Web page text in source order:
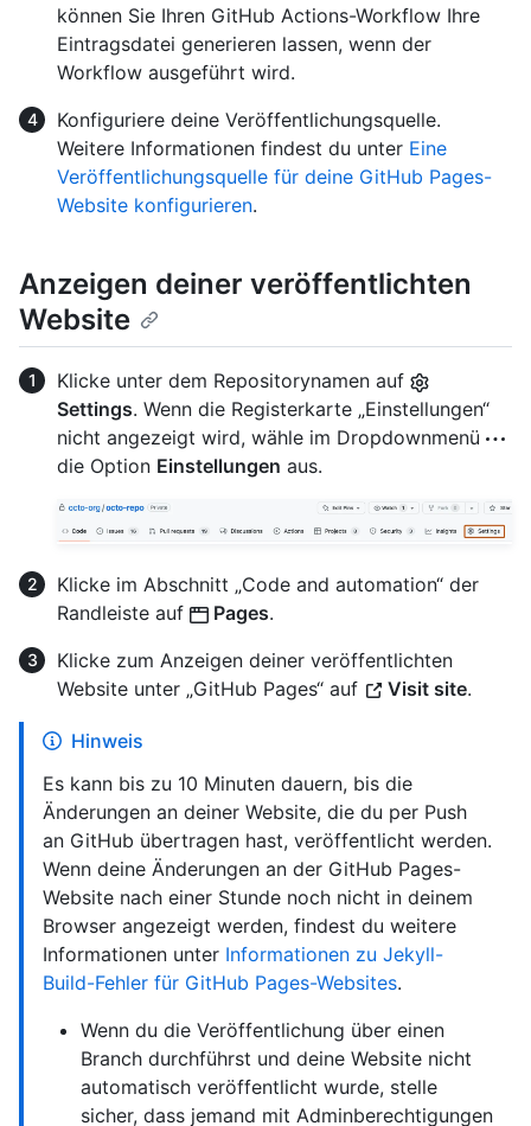
können Sie Ihren GitHub Actions-Workflow Ihre
Eintragsdatei generieren lassen, wenn der
Workflow ausgeführt wird.
Konfiguriere deine Veröffentlichungsquelle.
Weitere Informationen findest du unter Eine
Veröffentlichungsquelle für deine GitHub Pages-
Website konfigurieren.
Anzeigen deiner veröffentlichten
Website
Klicke unter dem Repositorynamen auf
Settings. Wenn die Registerkarte „Einstellungen“
nicht angezeigt wird, wähle im Dropdownmenü
die Option Einstellungen aus.
Klicke im Abschnitt „Code and automation“ der
Randleiste auf
Pages.
Klicke zum Anzeigen deiner veröffentlichten
Website unter „GitHub Pages“ auf
Visit site.
Hinweis
Es kann bis zu 10 Minuten dauern, bis die
Änderungen an deiner Website, die du per Push
an GitHub übertragen hast, veröffentlicht werden.
Wenn deine Änderungen an der GitHub Pages-
Website nach einer Stunde noch nicht in deinem
Browser angezeigt werden, findest du weitere
Informationen unter Informationen zu Jekyll-
Build-Fehler für GitHub Pages-Websites.
Wenn du die Veröffentlichung über einen
Branch durchführst und deine Website nicht
automatisch veröffentlicht wurde, stelle
sicher, dass jemand mit Adminberechtigungen